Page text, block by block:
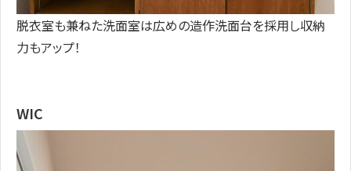
脱衣室も兼ねた洗面室は広めの造作洗面台を採用し収納
力もアップ！
WIC